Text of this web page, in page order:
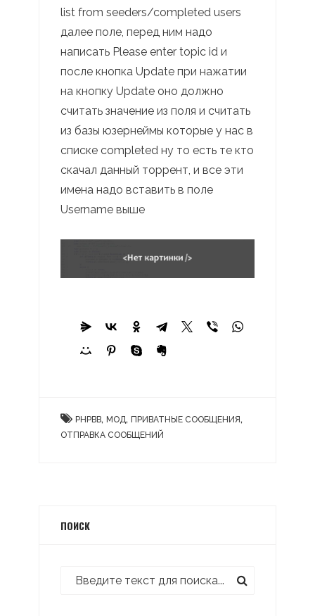
list from seeders/completed users
далее поле, перед ним надо
написать Please enter topic id и
после кнопка Update при нажатии
на кнопку Update оно должно
считать значение из поля и считать
из базы юзернеймы которые у нас в
списке completed ну то есть те кто
скачал данный торрент, и все эти
имена надо вставить в поле
Username выше
PHPBB, МОД, ПРИВАТНЫЕ СООБЩЕНИЯ,
ОТПРАВКА СООБЩЕНИЙ
ПОИСК